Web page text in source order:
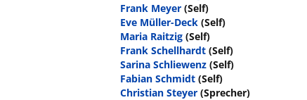
Frank Meyer (Self)
Eve Müller-Deck (Self)
Maria Raitzig (Self)
Frank Schellhardt (Self)
Sarina Schliewenz (Self)
Fabian Schmidt (Self)
Christian Steyer (Sprecher)